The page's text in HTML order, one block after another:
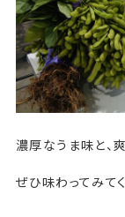
濃厚なうま味と、
ぜひ味わってみて